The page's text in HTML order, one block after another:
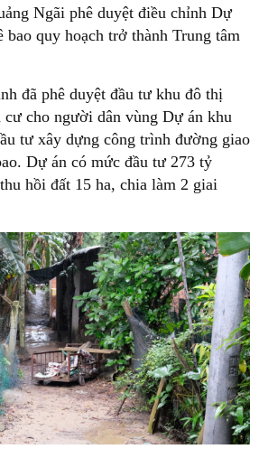
Ngãi phê duyệt điều chỉnh Dự
bao quy hoạch trở thành Trung tâm
đã phê duyệt đầu tư khu đô thị
cho người dân vùng Dự án khu
tư xây dựng công trình đường giao
Dự án có mức đầu tư 273 tỷ
hồi đất 15 ha, chia làm 2 giai